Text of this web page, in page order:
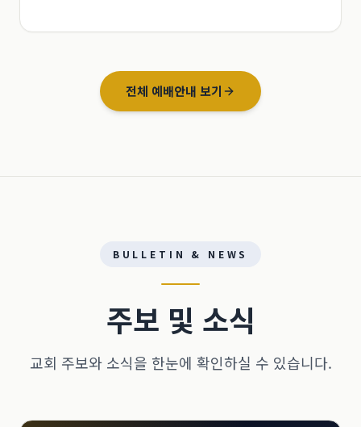
전체 예배안내 보기
BULLETIN & NEWS
주보 및 소식
교회 주보와 소식을 한눈에 확인하실 수 있습니다.